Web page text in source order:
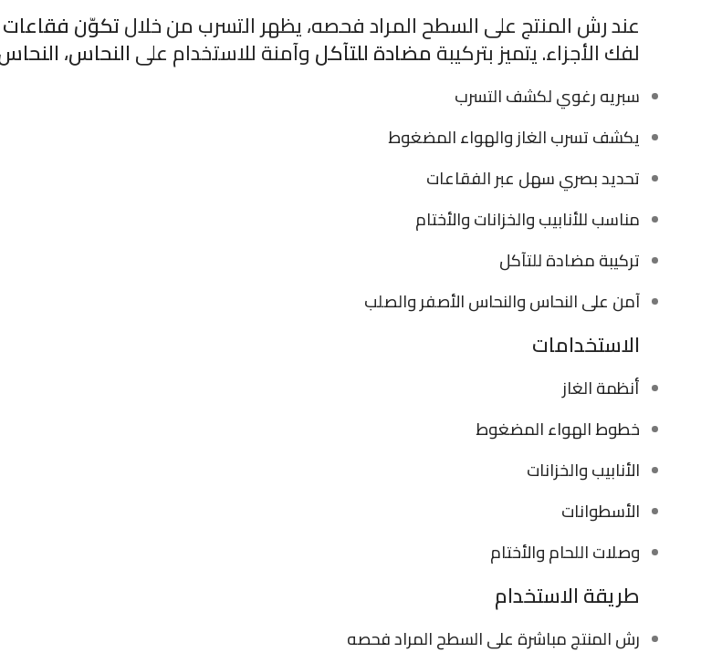
عند رش المنتج على السطح المراد فحصه، يظهر التسرب من خلالتكوّن فقاعات
لفك الأجزاء. يتميز بتركيبةمضادة للتآكلوآمنة للاستخدام علىالنحاس،
سبريه رغوي لكشف التسرب
يكشف تسرب الغاز والهواء المضغوط
تحديد بصري سهل عبر الفقاعات
مناسب للأنابيب والخزانات والأختام
تركيبة مضادة للتآكل
آمن على النحاس والنحاس الأصفر والصلب
الاستخدامات
أنظمة الغاز
خطوط الهواء المضغوط
الأنابيب والخزانات
الأسطوانات
وصلات اللحام والأختام
طريقة الاستخدام
رش المنتج مباشرة على السطح المراد فحصه